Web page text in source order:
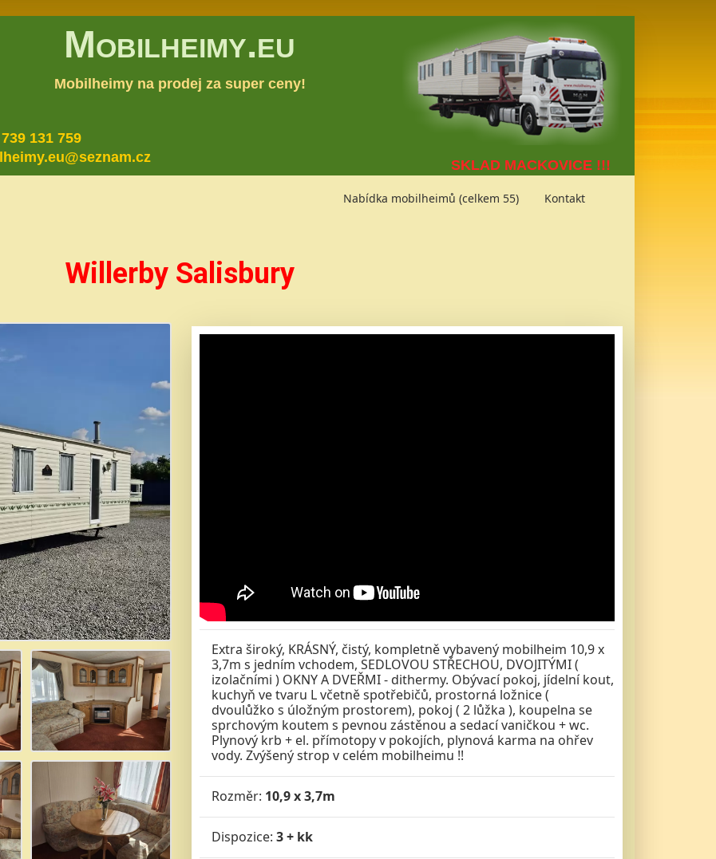
Mobilheimy.eu
Mobilheimy na prodej za super ceny!
131 759
SKLAD MACKOVICE !!!
Nabídka mobilheimů (celkem 55) Kontakt
Willerby Salisbury
Extra široký, KRÁSNÝ, čistý, kompletně vybavený mobilheim 10,9 x
3,7m s jedním vchodem, SEDLOVOU STŘECHOU, DVOJITÝMI (
izolačními ) OKNY A DVEŘMI - dithermy. Obývací pokoj, jídelní kout,
kuchyň ve tvaru L včetně spotřebičů, prostorná ložnice (
dvoulůžko s úložným prostorem), pokoj ( 2 lůžka ), koupelna se
sprchovým koutem s pevnou zástěnou a sedací vaničkou + wc.
Plynový krb + el. přímotopy v pokojích, plynová karma na ohřev
vody. Zvýšený strop v celém mobilheimu !!
Rozměr: 10,9 x 3,7m
Dispozice: 3 + kk